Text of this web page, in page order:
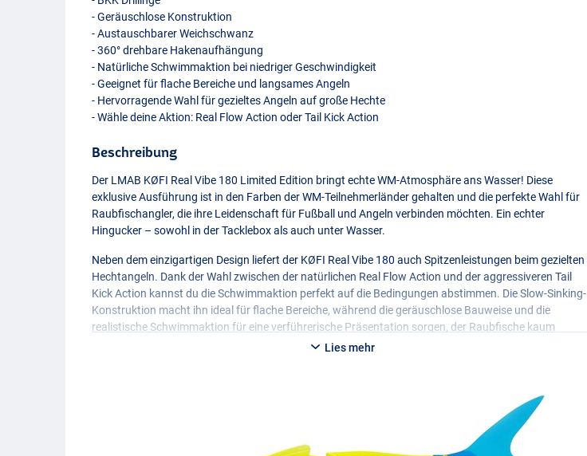
- Geräuschlose Konstruktion
- Austauschbarer Weichschwanz
- 360° drehbare Hakenaufhängung
- Natürliche Schwimmaktion bei niedriger Geschwindigkeit
- Geeignet für flache Bereiche und langsames Angeln
- Hervorragende Wahl für gezieltes Angeln auf große Hechte
- Wähle deine Aktion: Real Flow Action oder Tail Kick Action
Beschreibung
Der LMAB KØFI Real Vibe 180 Limited Edition bringt echte WM-Atmosphäre ans Wasser! Diese
exklusive Ausführung ist in den Farben der WM-Teilnehmerländer gehalten und die perfekte Wahl für
Raubfischangler, die ihre Leidenschaft für Fußball und Angeln verbinden möchten. Ein echter
Hingucker – sowohl in der Tacklebox als auch unter Wasser.
Neben dem einzigartigen Design liefert der KØFI Real Vibe 180 auch Spitzenleistungen beim gezielten
Hechtangeln. Dank der Wahl zwischen der natürlichen Real Flow Action und der aggressiveren Tail
Kick Action kannst du die Schwimmaktion perfekt auf die Bedingungen abstimmen. Die Slow-Sinking-
Konstruktion macht ihn ideal für flache Bereiche, während die geräuschlose Bauweise und die
realistische Schwimmaktion für eine verführerische Präsentation sorgen, der Raubfische kaum
Lies mehr